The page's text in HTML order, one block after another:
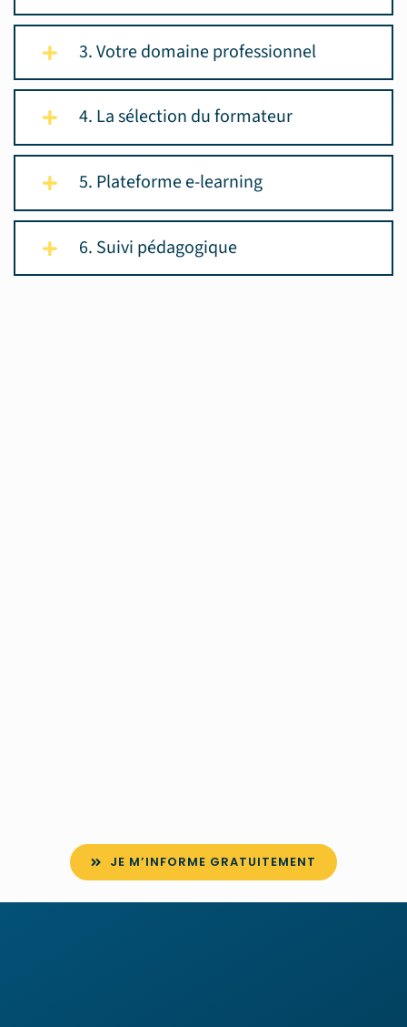
3. Votre domaine professionnel
4. La sélection du formateur
5. Plateforme e-learning
6. Suivi pédagogique
JE M’INFORME GRATUITEMENT